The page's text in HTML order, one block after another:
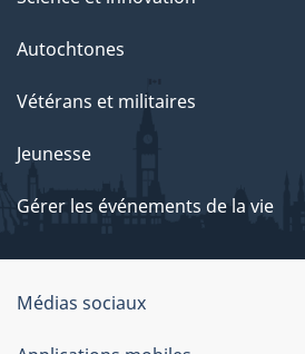
Autochtones
Vétérans et militaires
Jeunesse
Gérer les événements de la vie
Organisation
du
Médias sociaux